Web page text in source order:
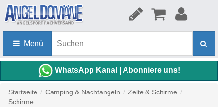
Menü
WhatsApp Kanal | Abonniere uns!
Startseite / Camping & Nachtangeln / Zelte & Schirme /
Schirme